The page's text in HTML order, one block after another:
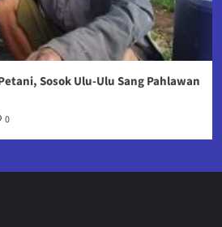
Sosok Ulu-Ulu Sang Pahlawan
0